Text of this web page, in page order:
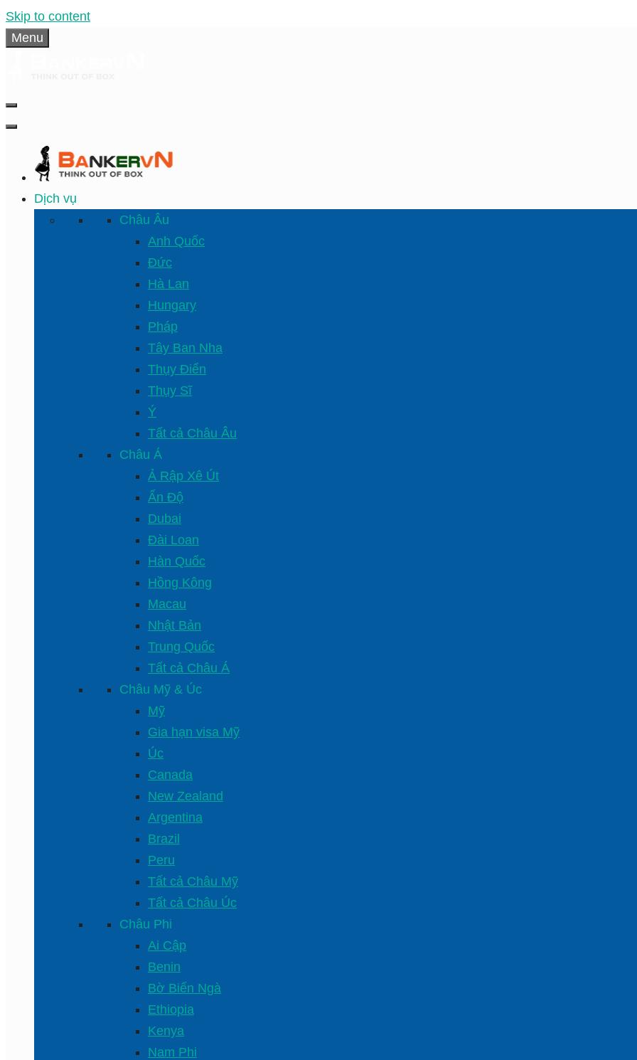
Skip to content
Menu
Dịch vụ
Châu Âu
Anh Quốc
Đức
Hà Lan
Hungary
Pháp
Tây Ban Nha
Thụy Điển
Thụy Sĩ
Ý
Tất cả Châu Âu
Châu Á
Ả Rập Xê Út
Ấn Độ
Dubai
Đài Loan
Hàn Quốc
Hồng Kông
Macau
Nhật Bản
Trung Quốc
Tất cả Châu Á
Châu Mỹ & Úc
Mỹ
Gia hạn visa Mỹ
Úc
Canada
New Zealand
Argentina
Brazil
Peru
Tất cả Châu Mỹ
Tất cả Châu Úc
Châu Phi
Ai Cập
Benin
Bờ Biển Ngà
Ethiopia
Kenya
Nam Phi